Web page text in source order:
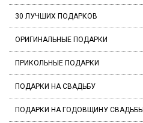
30 ЛУЧШИХ ПОДАРКОВ
ОРИГИНАЛЬНЫЕ ПОДАРКИ
ПРИКОЛЬНЫЕ ПОДАРКИ
ПОДАРКИ НА СВАДЬБУ
ПОДАРКИ НА ГОДОВЩИНУ СВАДЬБЫ